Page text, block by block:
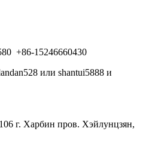
+86-15246660430
или shantui5888 и
г. Харбин пров. Хэйлунцзян,